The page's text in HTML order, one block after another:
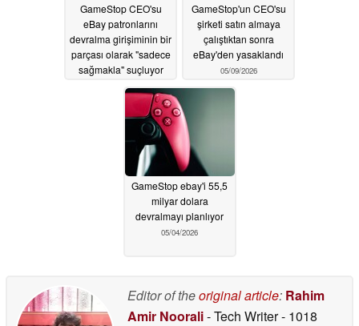
GameStop CEO'su
eBay patronlarını
devralma girişiminin bir
parçası olarak "sadece
sağmakla" suçluyor
05/12/2026
GameStop'un CEO'su
şirketi satın almaya
çalıştıktan sonra
eBay'den yasaklandı
05/09/2026
GameStop ebay'i 55,5
milyar dolara
devralmayı planlıyor
05/04/2026
Editor of theoriginal article: Rahim
Amir Noorali- Tech Writer- 1018